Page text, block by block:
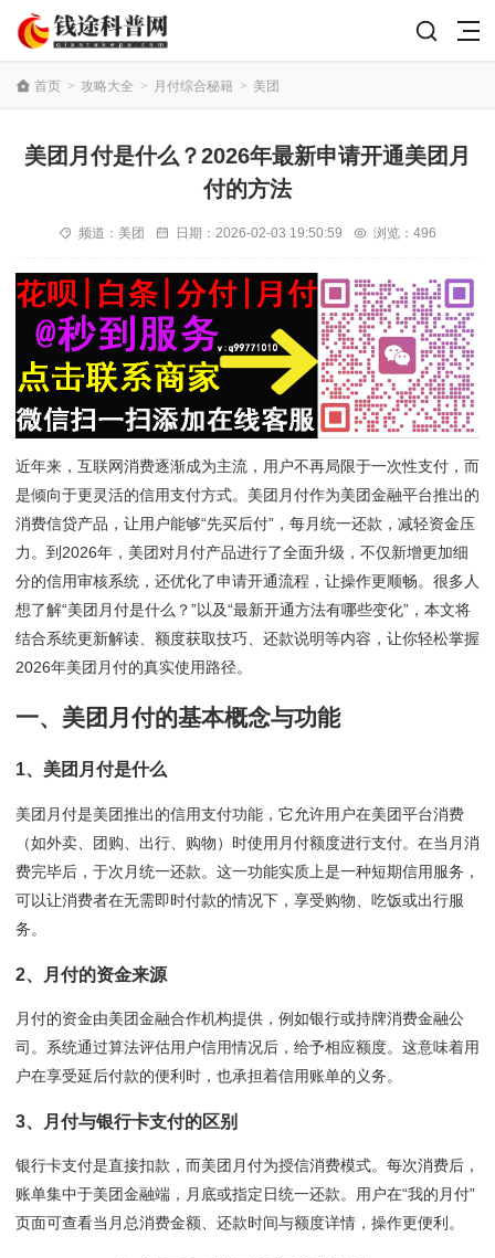
首页 > 攻略大全 > 月付综合秘籍 > 美团
美团月付是什么？2026年最新申请开通美团月
付的方法
频道： 美团 日期： 2026-02-03 19:50:59 浏览：496
近年来，互联网消费逐渐成为主流，用户不再局限于一次性支付，而
是倾向于更灵活的信用支付方式。美团月付作为美团金融平台推出的
消费信贷产品，让用户能够“先买后付”，每月统一还款，减轻资金压
力。到2026年，美团对月付产品进行了全面升级，不仅新增更加细
分的信用审核系统，还优化了申请开通流程，让操作更顺畅。很多人
想了解“美团月付是什么？”以及“最新开通方法有哪些变化”，本文将
结合系统更新解读、额度获取技巧、还款说明等内容，让你轻松掌握
2026年美团月付的真实使用路径。
一、美团月付的基本概念与功能
1、美团月付是什么
美团月付是美团推出的信用支付功能，它允许用户在美团平台消费
（如外卖、团购、出行、购物）时使用月付额度进行支付。在当月消
费完毕后，于次月统一还款。这一功能实质上是一种短期信用服务，
可以让消费者在无需即时付款的情况下，享受购物、吃饭或出行服
务。
2、月付的资金来源
月付的资金由美团金融合作机构提供，例如银行或持牌消费金融公
司。系统通过算法评估用户信用情况后，给予相应额度。这意味着用
户在享受延后付款的便利时，也承担着信用账单的义务。
3、月付与银行卡支付的区别
银行卡支付是直接扣款，而美团月付为授信消费模式。每次消费后，
账单集中于美团金融端，月底或指定日统一还款。用户在“我的月付”
页面可查看当月总消费金额、还款时间与额度详情，操作更便利。